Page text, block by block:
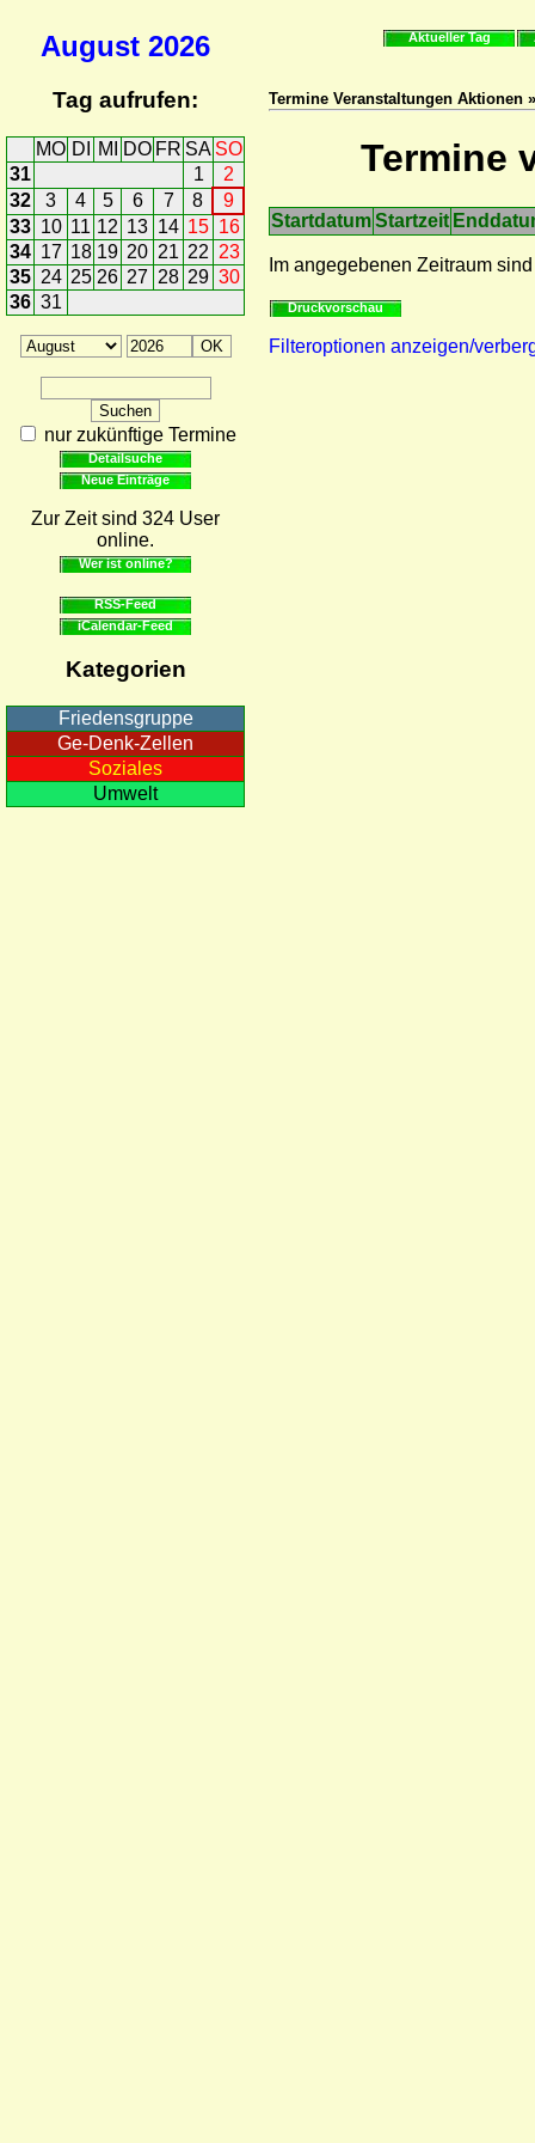
August 2026
Tag aufrufen:
MO DI MI DO FR SA SO
31
1
2
32
3 4 5 6 7 8
9
33 10 11 12 13 14 15 16
34 17 18 19 20 21 22 23
35 24 25 26 27 28 29 30
36 31
nur zukünftige Termine
Detailsuche
Neue Einträge
Zur Zeit sind 324 User
online.
Wer ist online?
RSS-Feed
iCalendar-Feed
Kategorien
Friedensgruppe
Ge-Denk-Zellen
Soziales
Umwelt
Aktueller Tag
Termine Veranstaltungen Aktionen
Termine
StartdatumStartzeit
Im angegebenen Zeitraum
Druckvorschau
Filteroptionen anzeigen/